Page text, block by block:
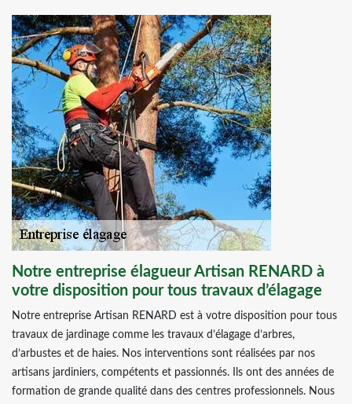
Notre entreprise élagueur Artisan RENARD à
votre disposition pour tous travaux d’élagage
Notre entreprise Artisan RENARD est à votre disposition pour tous
travaux de jardinage comme les travaux d’élagage d’arbres,
d’arbustes et de haies. Nos interventions sont réalisées par nos
artisans jardiniers, compétents et passionnés. Ils ont des années de
formation de grande qualité dans des centres professionnels. Nous